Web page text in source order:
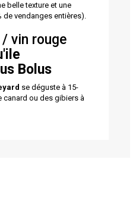
belle texture et une
de vendanges entières).
vin rouge
Bolus
se déguste à 15-
canard ou des gibiers à